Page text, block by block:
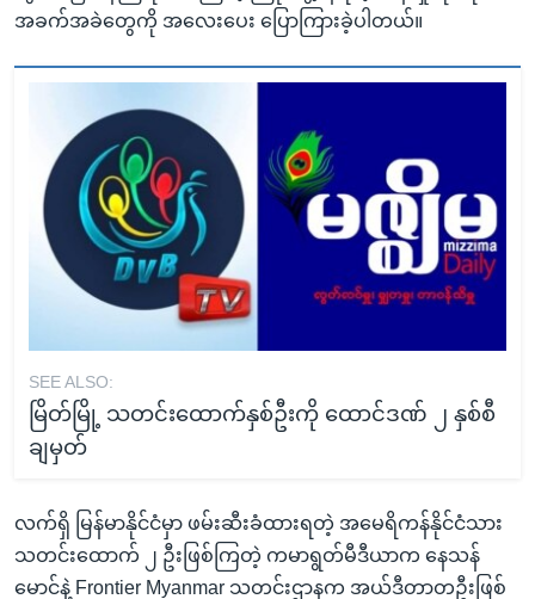
အခက်အခဲတွေကို အလေးပေး ပြောကြားခဲ့ပါတယ်။
SEE ALSO:
မြိတ်မြို့ သတင်းထောက်နှစ်ဦးကို ထောင်ဒဏ် ၂ နှစ်စီ
ချမှတ်
လက်ရှိ မြန်မာနိုင်ငံမှာ ဖမ်းဆီးခံထားရတဲ့ အမေရိကန်နိုင်ငံသား
သတင်းထောက် ၂ ဦးဖြစ်ကြတဲ့ ကမာရွတ်မီဒီယာက နေသန်
မောင်နဲ့ Frontier Myanmar သတင်းဌာနက အယ်ဒီတာတဦးဖြစ်